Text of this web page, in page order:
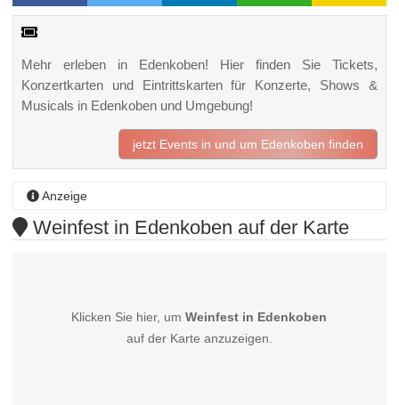
Mehr erleben in Edenkoben! Hier finden Sie Tickets,
Konzertkarten und Eintrittskarten für Konzerte, Shows &
Musicals in Edenkoben und Umgebung!
jetzt Events in und um Edenkoben finden
Anzeige
Weinfest in Edenkoben auf der Karte
Klicken Sie hier, umWeinfest in Edenkoben
auf der Karte anzuzeigen.